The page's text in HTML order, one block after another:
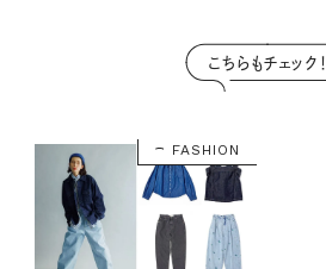
こちらもチェック！
FASHION